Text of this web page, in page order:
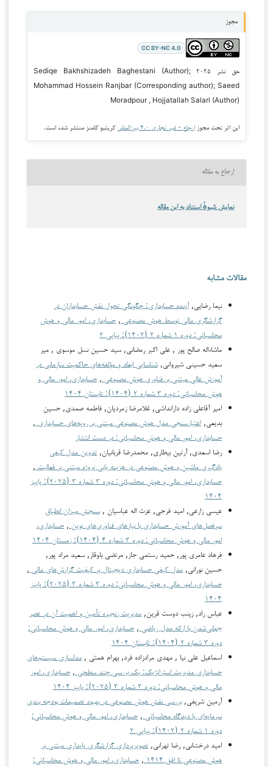
مجوز
CC BY-NC 4.0
حق نشر ۲۰۲۵ Sediqe Bakhshizadeh Baghestani (Author);
Mohammad Hossein Ranjbar (Corresponding author); Saeed
Moradpour , Hojjatallah Salari (Author)
این اثر تحت مجوز ارجاع - غیر تجاری ۴.۰ بین‌المللی کریتیو کامنز منتشر شده است.
ارجاع به مقاله
نمایش شیوهٔ استناد به این مقاله
مقالات مشابه
نیما رضایی,آینده حسابداری: چگونگی تحول نقش حسابداران در
گزارشگری مالی توسط هوش مصنوعی , حسابداری، امور مالی و هوش
محاسباتی: دوره ۱ شماره ۲ (۱۴۰۲): پیاپی ۲
ماشاءاله صالح پور , علی اکبر رمضانی, سید حسین نسل موسوی , میر
سعید حسینی شیروانی, شناسایی ابعاد و مؤلفه‌های حاکمیت سازمانی در
آموزش عالی مبتنی بر فناوری هوش مصنوعی , حسابداری، امور مالی و
هوش محاسباتی: دوره ۳ شماره ۲ (۱۴۰۴): تابستان ۱۴۰۴
امیر آقاعلی زاده دارانداشی, غلامرضا زمردیان, فاطمه صمدی, حسین
بدیعی, اعتبارسنجی مدل هوش مصنوعی مبتنی بر رویه‌های حسابداری ,
حسابداری، امور مالی و هوش محاسباتی: در دست انتشار
رضا اسعدی, آرتین بیطاری, محمدرضا قربانیان, تدوین مدل کیفی
یادگیری ماشین و هوش مصنوعی در هزینه یابی پروژه مبتنی بر فعالیت ,
حسابداری، امور مالی و هوش محاسباتی: دوره ۳ شماره ۳ (۲۰۲۵): پاییز
۱۴۰۴
عیسی زارعی, امید فرجی, عزت اله عباسیان , سنجش میزان انطباق
سرفصل‌های آموزش حسابداری با نیازهای فناوری‌های نوین , حسابداری،
امور مالی و هوش محاسباتی: دوره ۳ شماره ۴ (۱۴۰۴): زمستان ۱۴۰۴
فرهاد عامری پور, حمید رستمی جاز, مرتضی باوقار, سعید مراد پور,
حسین نورانی, مدل کیفی حسابداری دیجیتال بر کیفیت گزارش‌های مالی ,
حسابداری، امور مالی و هوش محاسباتی: دوره ۳ شماره ۳ (۲۰۲۵): پاییز
۱۴۰۴
عباس راد, زینب دوست قرین, مدیریت زنجیره تأمین و اهمیت آن در عصر
جهانی‌شدن با ارائه مدل ریاضی , حسابداری، امور مالی و هوش محاسباتی:
دوره ۳ شماره ۲ (۱۴۰۴): تابستان ۱۴۰۴
اسماعیل علی نیا , مهدی مرادزاده فرد, بهرام همتی , مدلسازی سیستم‌های
حسابداری مدیریت استراتژیک: یک بررسی چند سطحی , حسابداری، امور
مالی و هوش محاسباتی: دوره ۳ شماره ۳ (۲۰۲۵): پاییز ۱۴۰۴
آرمین شریفی,بررسی نقش هوش مصنوعی در بهبود تصمیمات بودجه بندی
سرمایه‌ای با دیدگاه محاسباتی , حسابداری، امور مالی و هوش محاسباتی:
دوره ۱ شماره ۲ (۱۴۰۲): پیاپی ۲
امید درخشانی, رضا تهرانی, تصویرپردازی گزارشگری پایداری مبتنی بر
هوش مصنوعی تا افق ۱۴۱۴
, حسابداری، امور مالی و هوش محاسباتی: